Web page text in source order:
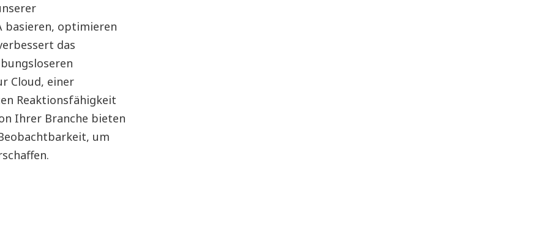
basieren, optimieren
das
Cloud, einer
Reaktionsfähigkeit
Ihrer Branche bieten
um